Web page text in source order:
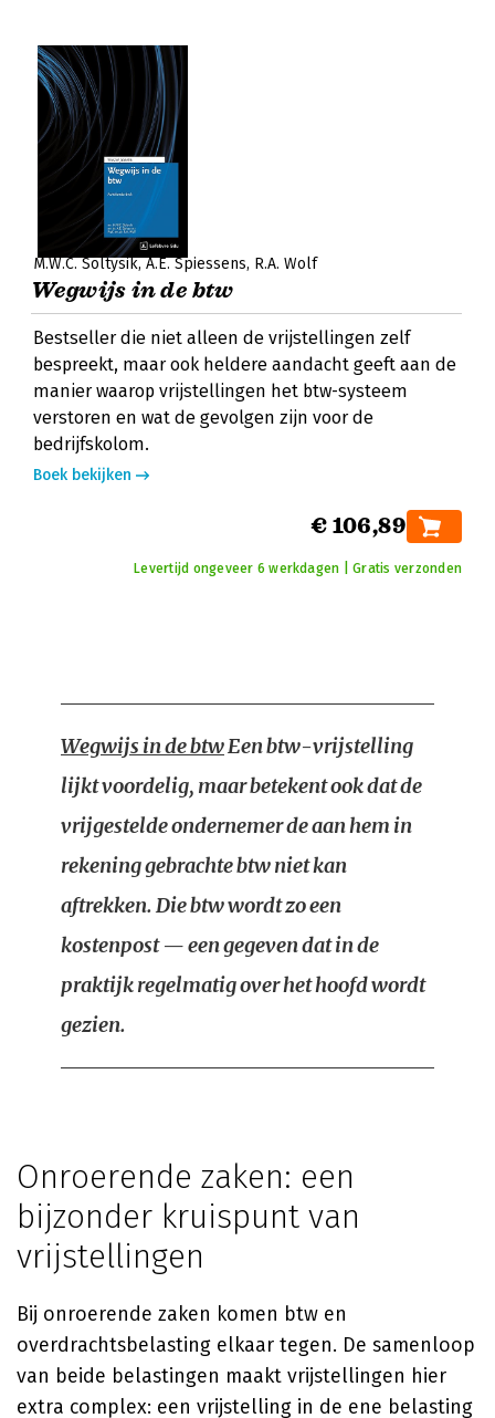
M.W.C. Soltysik A.E. Spiessens R.A. Wolf
Wegwijs in de btw
Bestseller die niet alleen de vrijstellingen zelf
bespreekt, maar ook heldere aandacht geeft aan de
manier waarop vrijstellingen het btw-systeem
verstoren en wat de gevolgen zijn voor de
bedrijfskolom.
Boek bekijken
€ 106,89
Levertijd ongeveer 6 werkdagen | Gratis verzonden
Wegwijs in de btwEen btw-vrijstelling
lijkt voordelig, maar betekent ook dat de
vrijgestelde ondernemer de aan hem in
rekening gebrachte btw niet kan
aftrekken. Die btw wordt zo een
kostenpost — een gegeven dat in de
praktijk regelmatig over het hoofd wordt
gezien.
Onroerende zaken: een
bijzonder kruispunt van
vrijstellingen
Bij onroerende zaken komen btw en
overdrachtsbelasting elkaar tegen. De samenloop
van beide belastingen maakt vrijstellingen hier
extra complex: een vrijstelling in de ene belasting